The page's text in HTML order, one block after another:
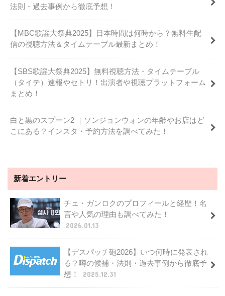
法則・過去事例から徹底予想！
【MBC歌謡大祭典2025】日本時間は何時から？無料生配
信の視聴方法＆タイムテーブル最新まとめ！
【SBS歌謡大祭典2025】無料視聴方法・タイムテーブル
（タイテ）速報やセトリ！出演者や視聴プラットフォーム
まとめ！
白と黒のスプーン2 ｜ソンジョンウォンの年齢やお店はど
こにある？インスタ・予約方法を調べてみた！
新着エントリー
チェ・ガンロクのプロフィールと経歴！名
言や人気の理由も調べてみた！
2026.01.13
【デスパッチ砲2026】いつ何時に発表され
る？噂の候補・法則・過去事例から徹底予
想！
2025.12.31